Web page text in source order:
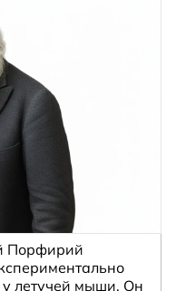
Порфирий
у летучей мыши. Он